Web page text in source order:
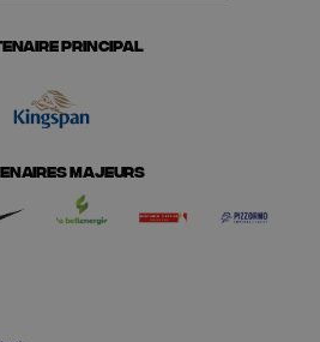
PRINCIPAL
MAJEURS